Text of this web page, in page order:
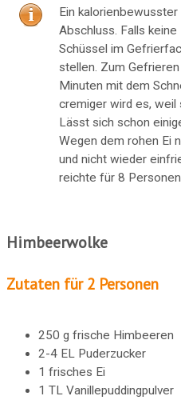
Ein
Abschluss. Falls keine
Schüssel im
stellen. Zum
Minuten mit dem
cremiger wird es, weil
Lässt sich schon
Wegen dem rohen Ei
und nicht wieder
reichte für 8
Himbeerwolke
Zutaten für 2 Personen
250 g frische Himbeeren
2-4 EL Puderzucker
1 frisches Ei
1 TL Vanillepuddingpulver